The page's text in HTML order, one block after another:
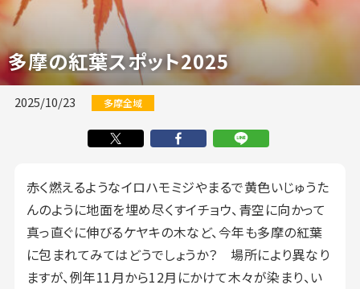
多摩の紅葉スポット2025
2025/10/23 多摩全域
赤く燃えるようなイロハモミジやまるで黄色いじゅうた
んのように地面を埋め尽くすイチョウ、青空に向かって
真っ直ぐに伸びるケヤキの木など、今年も多摩の紅葉
に包まれてみてはどうでしょうか？ 場所により異なり
ますが、例年11月から12月にかけて木々が染まり、い